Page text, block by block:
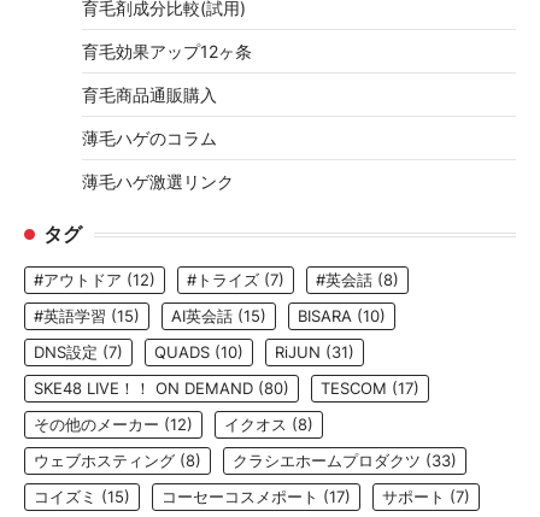
育毛剤成分比較(試用)
育毛効果アップ12ヶ条
育毛商品通販購入
薄毛ハゲのコラム
薄毛ハゲ激選リンク
タグ
#アウトドア (12) #トライズ (7) #英会話 (8)
#英語学習 (15) AI英会話 (15) BISARA (10)
DNS設定 (7) QUADS (10) RiJUN (31)
SKE48 LIVE！！ ON DEMAND (80) TESCOM (17)
その他のメーカー (12) イクオス (8)
ウェブホスティング (8) クラシエホームプロダクツ (33)
コイズミ (15) コーセーコスメポート (17) サポート (7)